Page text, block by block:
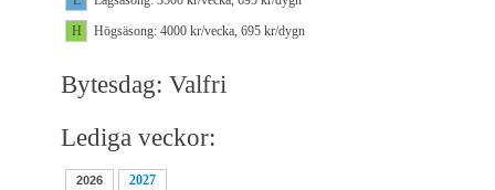
H
Högsäsong: 4000 kr/vecka, 695 kr/dygn
Bytesdag: Valfri
Lediga veckor:
2026
2027